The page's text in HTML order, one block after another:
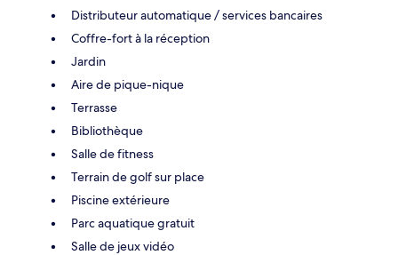
Distributeur automatique / services bancaires
Coffre-fort à la réception
Jardin
Aire de pique-nique
Terrasse
Bibliothèque
Salle de fitness
Terrain de golf sur place
Piscine extérieure
Parc aquatique gratuit
Salle de jeux vidéo